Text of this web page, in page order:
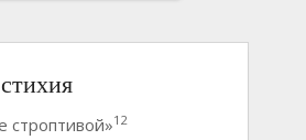
строптивой»12